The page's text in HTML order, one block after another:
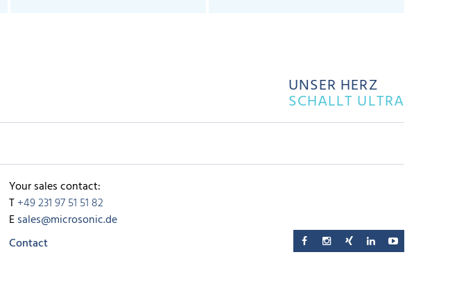
UNSER HERZ
SCHALLT ULTRA
Your sales contact:
T+49 231 97 51 51 82
Esales@microsonic.de
Contact